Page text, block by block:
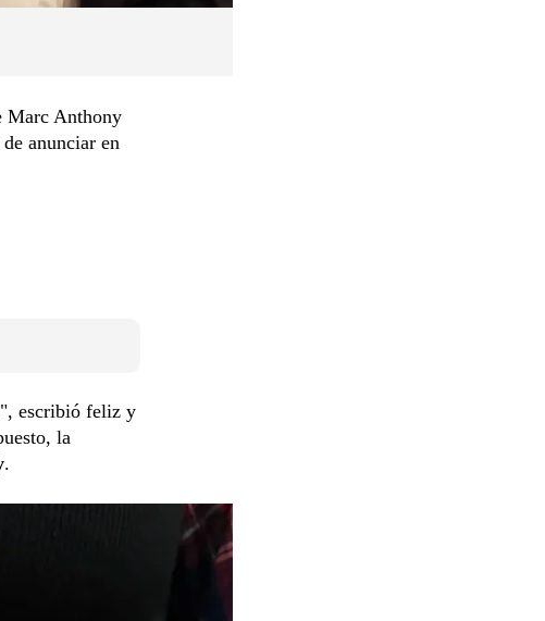
Marc Anthony
anunciar en
escribió feliz y
la
.